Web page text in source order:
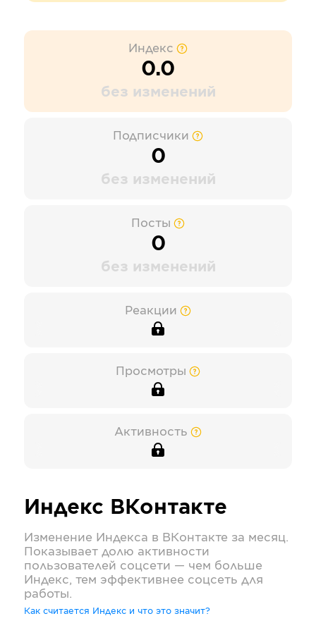
Индекс
0.0
без изменений
Подписчики
0
без изменений
Посты
0
без изменений
Реакции
Просмотры
Активность
Индекс ВКонтакте
Изменение Индекса в ВКонтакте за месяц.
Показывает долю активности
пользователей соцсети — чем больше
Индекс, тем эффективнее соцсеть для
работы.
Как считается Индекс и что это значит?